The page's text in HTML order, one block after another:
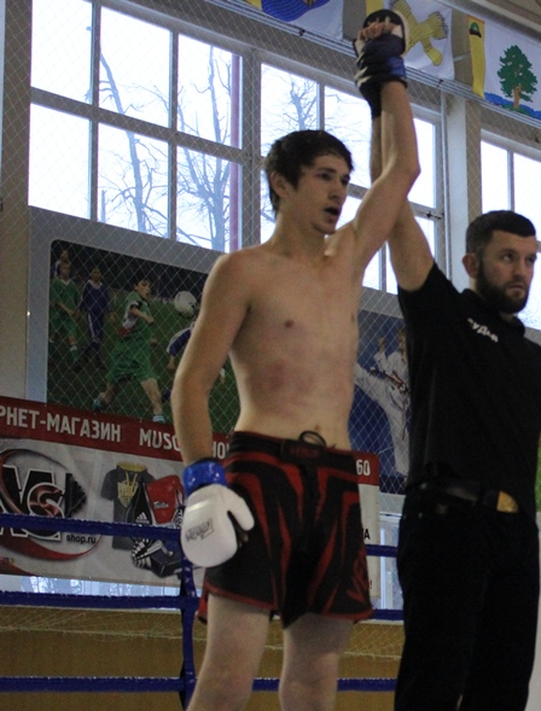
Перейти к основному содержанию